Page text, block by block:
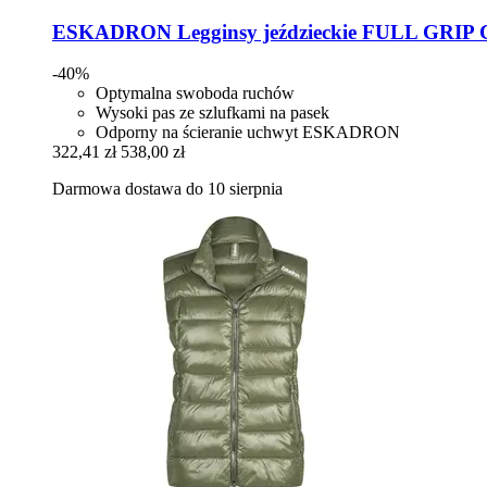
ESKADRON Legginsy jeździeckie FULL GRIP
-40%
Optymalna swoboda ruchów
Wysoki pas ze szlufkami na pasek
Odporny na ścieranie uchwyt ESKADRON
322,41 zł 538,00 zł
Darmowa dostawa do 10 sierpnia